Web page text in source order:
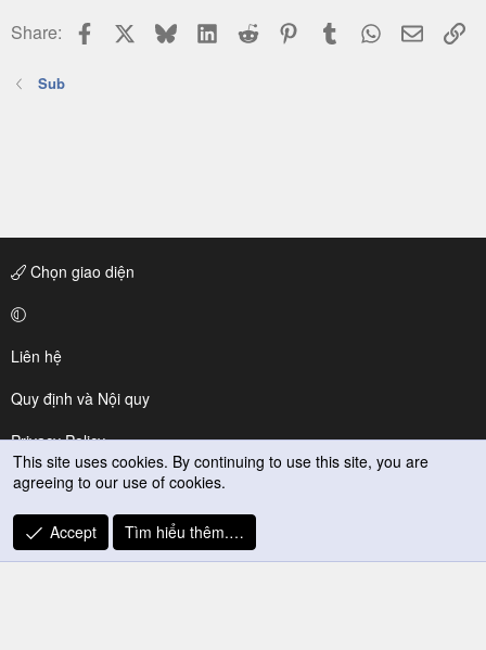
Share: Facebook BlueskyLinkedIn
Reddit PinterestTumblr WhatsApp
Email
Sub
Chọn giao diện
Liên hệ
Quy định và Nội quy
Privacy Policy
Trợ giúp
R
S
This site uses cookies. By continuing to use this site, you are
agreeing to our use of cookies.
Accept Tìm hiểu thêm.…